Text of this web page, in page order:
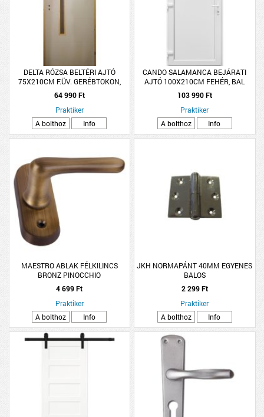
DELTA RÓZSA BELTÉRI AJTÓ
75X210CM F.ÜV. GERÉBTOKON,
JOBB
64 990 Ft
Praktiker
A bolthoz
Info
CANDO SALAMANCA BEJÁRATI
AJTÓ 100X210CM FEHÉR, BAL
103 990 Ft
Praktiker
A bolthoz
Info
MAESTRO ABLAK FÉLKILINCS
BRONZ PINOCCHIO
4 699 Ft
Praktiker
A bolthoz
Info
JKH NORMAPÁNT 40MM EGYENES
BALOS
2 299 Ft
Praktiker
A bolthoz
Info